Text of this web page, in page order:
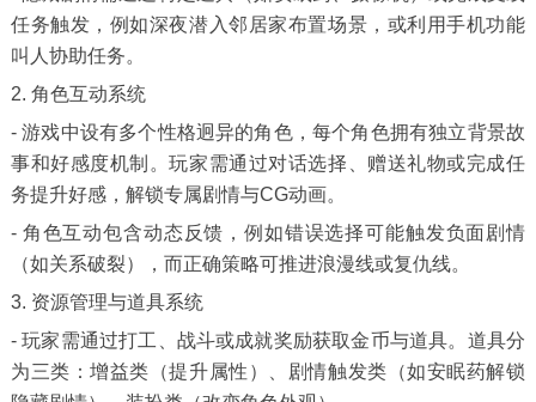
任务触发，例如深夜潜入邻居家布置场景，或利用手机功能
叫人协助任务。
2. 角色互动系统
- 游戏中设有多个性格迥异的角色，每个角色拥有独立背景故
事和好感度机制。玩家需通过对话选择、赠送礼物或完成任
务提升好感，解锁专属剧情与CG动画。
- 角色互动包含动态反馈，例如错误选择可能触发负面剧情
（如关系破裂），而正确策略可推进浪漫线或复仇线。
3. 资源管理与道具系统
- 玩家需通过打工、战斗或成就奖励获取金币与道具。道具分
为三类：增益类（提升属性）、剧情触发类（如安眠药解锁